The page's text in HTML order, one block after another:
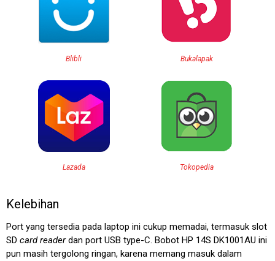
Blibli
Lazada
Bukalapak
Tokopedia
Kelebihan
Port yang tersedia pada laptop ini cukup memadai, termasuk slot
SD card readerdan port USB type-C. Bobot HP 14S DK1001AU ini
pun masih tergolong ringan, karena memang masuk dalam